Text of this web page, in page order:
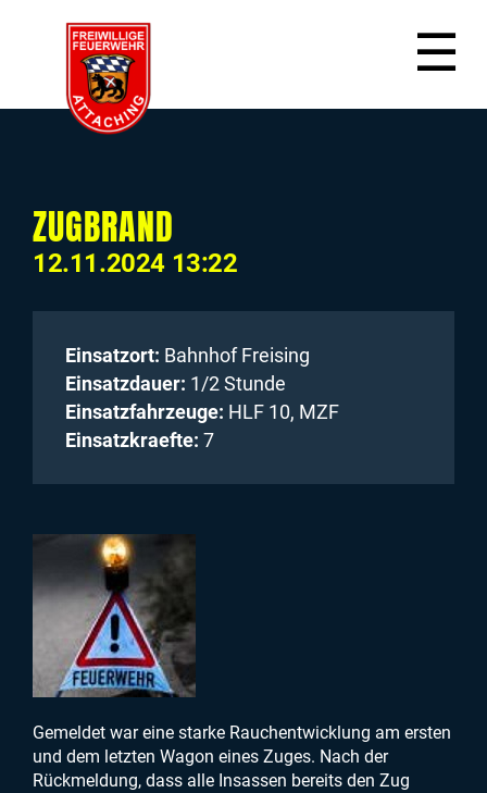
☰
ZUGBRAND
12.11.2024 13:22
Einsatzort: Bahnhof Freising
Einsatzdauer: 1/2 Stunde
Einsatzfahrzeuge: HLF 10, MZF
Einsatzkraefte: 7
Gemeldet war eine starke Rauchentwicklung am ersten
und dem letzten Wagon eines Zuges. Nach der
Rückmeldung, dass alle Insassen bereits den Zug